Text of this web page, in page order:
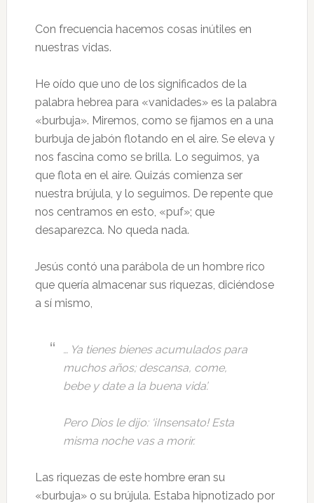
Con frecuencia hacemos cosas inútiles en
nuestras vidas.
He oído que uno de los significados de la
palabra hebrea para «vanidades» es la palabra
«burbuja». Miremos, como se fijamos en a una
burbuja de jabón flotando en el aire. Se eleva y
nos fascina como se brilla. Lo seguimos, ya
que flota en el aire. Quizás comienza ser
nuestra brújula, y lo seguimos. De repente que
nos centramos en esto, «puf»; que
desaparezca. No queda nada.
Jesús contó una parábola de un hombre rico
que quería almacenar sus riquezas, diciéndose
a sí mismo,
… Ya tienes bienes acumulados para
muchos años; descansa, come,
bebe y date a la buena vida’.
Pero Dios le dijo: ‘¡Insensato! Esta
misma noche vas a morir.
Las riquezas de este hombre eran su
«burbuja» o su brújula. Estaba hipnotizado por